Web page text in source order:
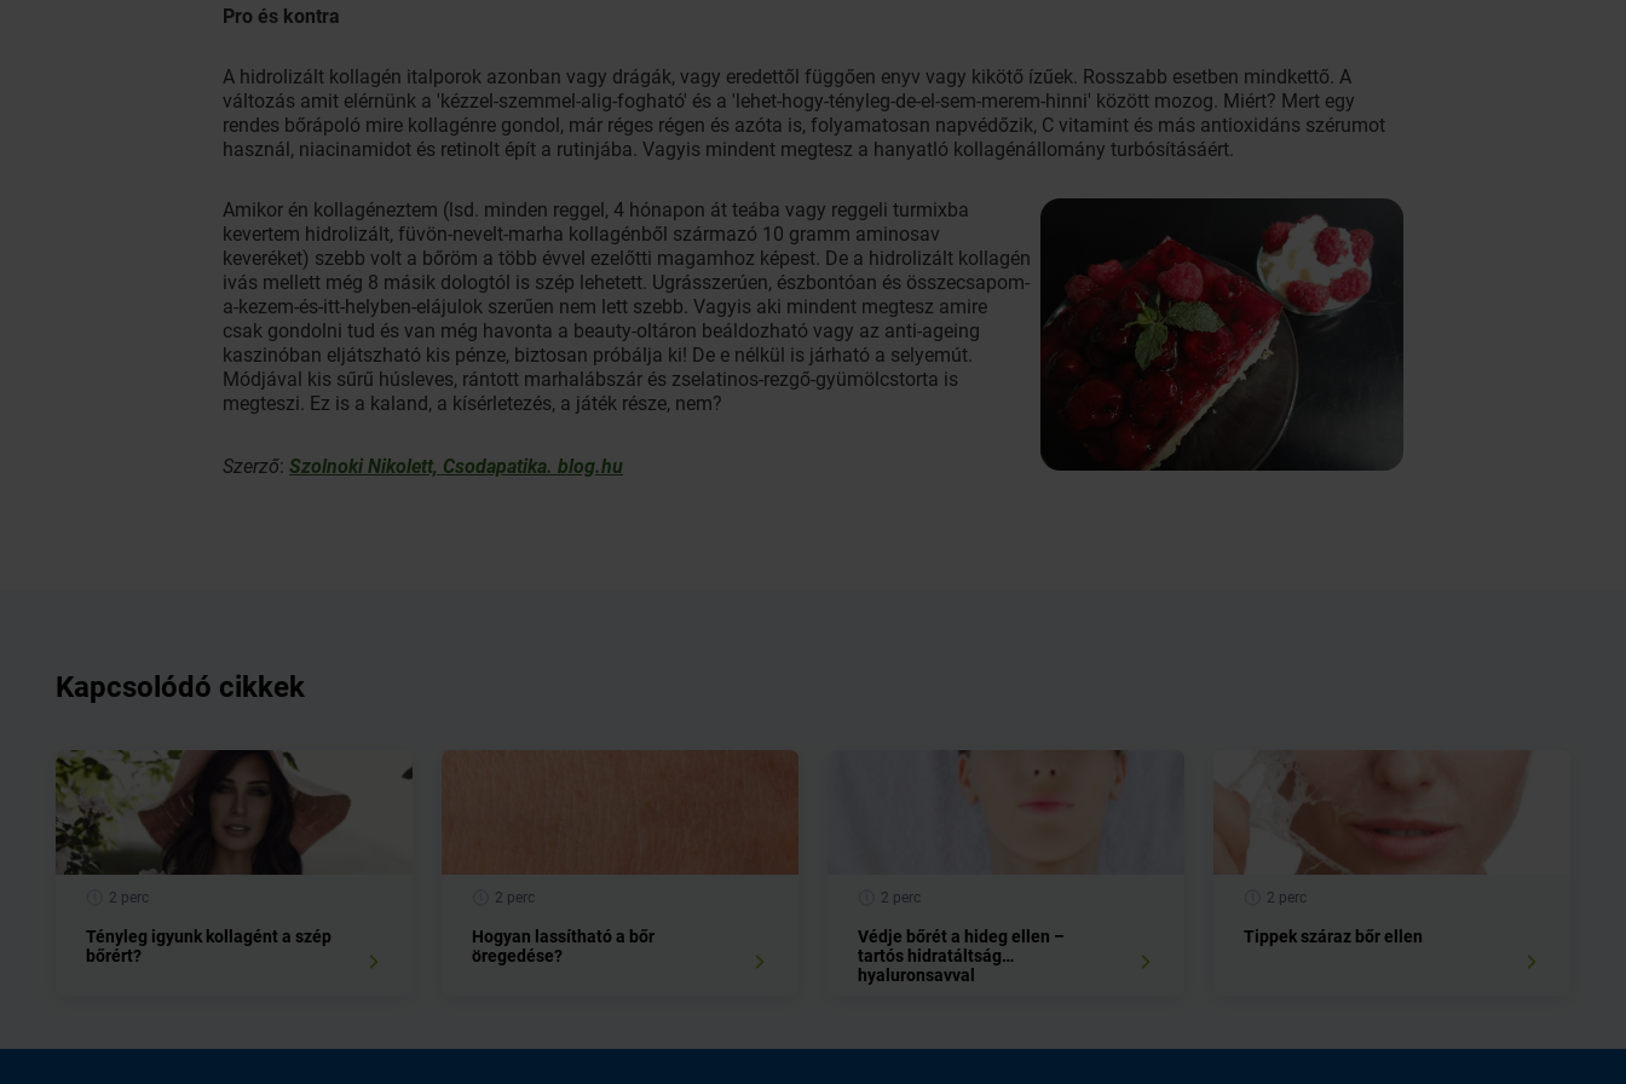
Pro és kontra
A hidrolizált kollagén italporok azonban vagy drágák, vagy eredettől függően enyv vagy kikötő ízűek. Rosszabb esetben mindkettő. A
változás amit elérnünk a 'kézzel-szemmel-alig-fogható' és a 'lehet-hogy-tényleg-de-el-sem-merem-hinni' között mozog. Miért? Mert egy
rendes bőrápoló mire kollagénre gondol, már réges régen és azóta is, folyamatosan napvédőzik, C vitamint és más antioxidáns szérumot
használ, niacinamidot és retinolt épít a rutinjába. Vagyis mindent megtesz a hanyatló kollagénállomány turbósításáért.
Amikor én kollagéneztem (lsd. minden reggel, 4 hónapon át teába vagy reggeli turmixba
kevertem hidrolizált, füvön-nevelt-marha kollagénből származó 10 gramm aminosav
keveréket) szebb volt a bőröm a több évvel ezelőtti magamhoz képest. De a hidrolizált kollagén
ivás mellett még 8 másik dologtól is szép lehetett. Ugrásszerúen, észbontóan és összecsapom-
a-kezem-és-itt-helyben-elájulok szerűen nem lett szebb. Vagyis aki mindent megtesz amire
csak gondolni tud és van még havonta a beauty-oltáron beáldozható vagy az anti-ageing
kaszinóban eljátszható kis pénze, biztosan próbálja ki! De e nélkül is járható a selyemút.
Módjával kis sűrű húsleves, rántott marhalábszár és zselatinos-rezgő-gyümölcstorta is
megteszi. Ez is a kaland, a kísérletezés, a játék része, nem?
Szerző: Szolnoki Nikolett, Csodapatika. blog.hu
Kapcsolódó cikkek
2 perc
Tényleg igyunk kollagént a szép
bőrért?
2 perc
Hogyan lassítható a bőr
öregedése?
2 perc
Védje bőrét a hideg ellen –
tartós hidratáltság
hyaluronsavval
2 perc
Tippek száraz bőr ellen